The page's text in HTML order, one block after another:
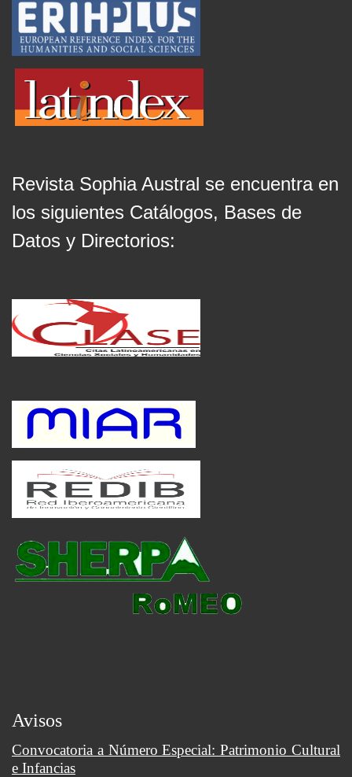
Revista Sophia Austral se encuentra en
los siguientes Catálogos, Bases de
Datos y Directorios:
Avisos
Convocatoria a Número Especial: Patrimonio Cultural
e Infancias